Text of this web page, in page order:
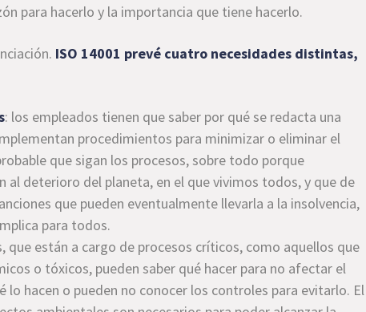
para hacerlo y la importancia que tiene hacerlo.
ISO 14001 prevé cuatro necesidades distintas,
: los empleados tienen que saber por qué se redacta una
procedimientos para minimizar o eliminar el
que sigan los procesos, sobre todo porque
al deterioro del planeta, en el que vivimos todos, y que de
que pueden eventualmente llevarla a la insolvencia,
para todos.
que están a cargo de procesos críticos, como aquellos que
o tóxicos, pueden saber qué hacer para no afectar el
hacen o pueden no conocer los controles para evitarlo. El